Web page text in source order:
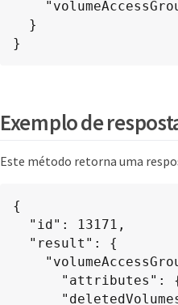
}
Exemplo de
Este método retorna uma
{